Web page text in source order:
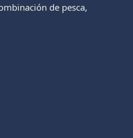
de pesca,